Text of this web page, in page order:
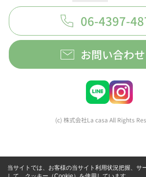
06-4397-
お問い合わせ
(c) 株式会社La casa All Rights
当サイトでは、お客様の当サイト利用状況把握、サ